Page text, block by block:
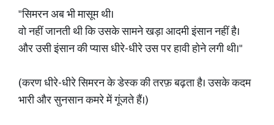
"सिमरन अब भी मासूम थी।
वो नहीं जानती थी कि उसके सामने खड़ा आदमी इंसान नहीं है।
और उसी इंसान की प्यास धीरे-धीरे उस पर हावी होने लगी थी।"
(करण धीरे-धीरे सिमरन के डेस्क की तरफ़ बढ़ता है। उसके कदम
भारी और सुनसान कमरे में गूंजते हैं।)